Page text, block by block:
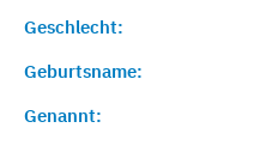
Geschlecht:
Geburtsname:
Genannt: